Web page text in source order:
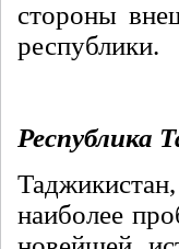
стороны
республики.
Республика
наиболее